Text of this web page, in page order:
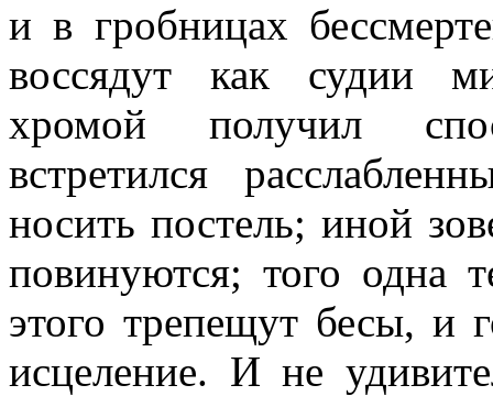
и в гробницах
воссядут как судии
хромой получил
встретился
носить постель; иной
повинуются; того одна
этого трепещут бесы, и
исцеление. И не